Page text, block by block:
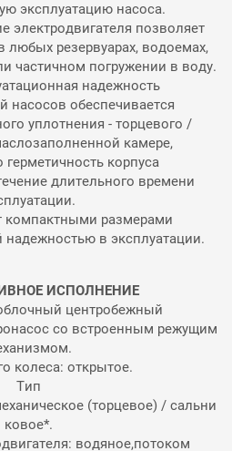
эксплуатацию насоса.
электродвигателя позволяет
любых резервуарах, водоемах,
частичном погружении в воду.
надежность
насосов обеспечивается
уплотнения - торцевого /
камере,
герметичность корпуса
длительного времени
компактными размерами
в эксплуатации.
ИСПОЛНЕНИЕ
центробежный
со встроенным режущим
колеса: открытое.
Тип
(торцевое) / сальни
ковое*.
водяное,потоком